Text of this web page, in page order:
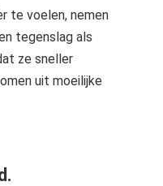
te voelen, nemen
tegenslag als
ze sneller
uit moeilijke